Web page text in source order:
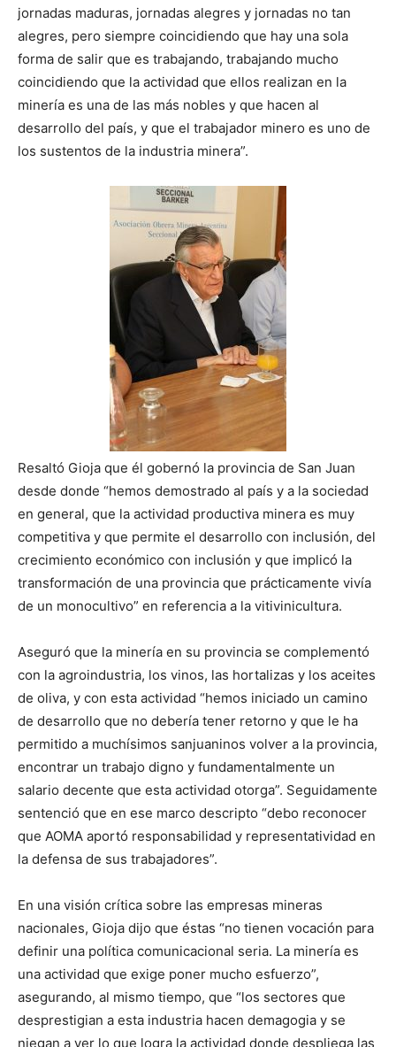
jornadas maduras, jornadas alegres y jornadas no tan
alegres, pero siempre coincidiendo que hay una sola
forma de salir que es trabajando, trabajando mucho
coincidiendo que la actividad que ellos realizan en la
minería es una de las más nobles y que hacen al
desarrollo del país, y que el trabajador minero es uno de
los sustentos de la industria minera”.
Resaltó Gioja que él gobernó la provincia de San Juan
desde donde “hemos demostrado al país y a la sociedad
en general, que la actividad productiva minera es muy
competitiva y que permite el desarrollo con inclusión, del
crecimiento económico con inclusión y que implicó la
transformación de una provincia que prácticamente vivía
de un monocultivo” en referencia a la vitivinicultura.
Aseguró que la minería en su provincia se complementó
con la agroindustria, los vinos, las hortalizas y los aceites
de oliva, y con esta actividad “hemos iniciado un camino
de desarrollo que no debería tener retorno y que le ha
permitido a muchísimos sanjuaninos volver a la provincia,
encontrar un trabajo digno y fundamentalmente un
salario decente que esta actividad otorga”. Seguidamente
sentenció que en ese marco descripto “debo reconocer
que AOMA aportó responsabilidad y representatividad en
la defensa de sus trabajadores”.
En una visión crítica sobre las empresas mineras
nacionales, Gioja dijo que éstas “no tienen vocación para
definir una política comunicacional seria. La minería es
una actividad que exige poner mucho esfuerzo”,
asegurando, al mismo tiempo, que “los sectores que
desprestigian a esta industria hacen demagogia y se
niegan a ver lo que logra la actividad donde despliega las